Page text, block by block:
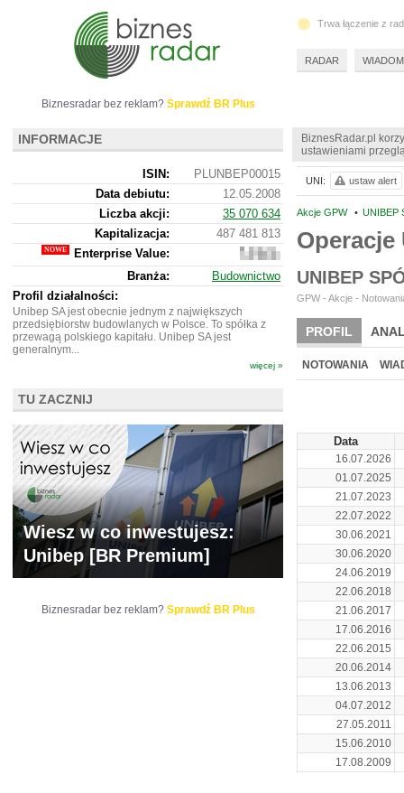
BiznesRadar.pl
ustawieniami
Akcje GPW • UNIBEP
Operacje
UNIBEP
GPW - Akcje -
PROFIL
WYCENA BR
NOTOWANIA
Data
16.07.2026
01.07.2025
21.07.2023
22.07.2022
30.06.2021
30.06.2020
24.06.2019
22.06.2018
21.06.2017
17.06.2016
22.06.2015
20.06.2014
13.06.2013
04.07.2012
27.05.2011
15.06.2010
17.08.2009
UNI: ustaw alert
Biznesradar bez reklam? Sprawdź BR Plus
INFORMACJE
ISIN:
PLUNBEP00015
Data debiutu:
12.05.2008
Liczba akcji:
35 070 634
Kapitalizacja:
487 481 813
Enterprise Value:
345
813
Branża:
Budownictwo
Profil działalności:
Unibep SA jest obecnie jednym z największych
przedsiębiorstw budowlanych w Polsce. To spółka z
przewagą polskiego kapitału. Unibep SA jest
generalnym...
więcej »
TU ZACZNIJ
Wiesz w co inwestujesz:
Unibep [BR Premium]
Biznesradar bez reklam? Sprawdź BR Plus
Trwa łączenie z
RADAR